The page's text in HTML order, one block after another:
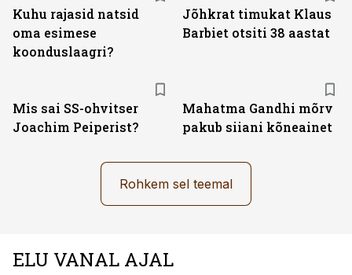
Kuhu rajasid natsid
oma esimese
koonduslaagri?
Jõhkrat timukat Klaus
Barbiet otsiti 38 aastat
Mis sai SS-ohvitser
Joachim Peiperist?
Mahatma Gandhi mõrv
pakub siiani kõneainet
Rohkem sel teemal
ELU VANAL AJAL